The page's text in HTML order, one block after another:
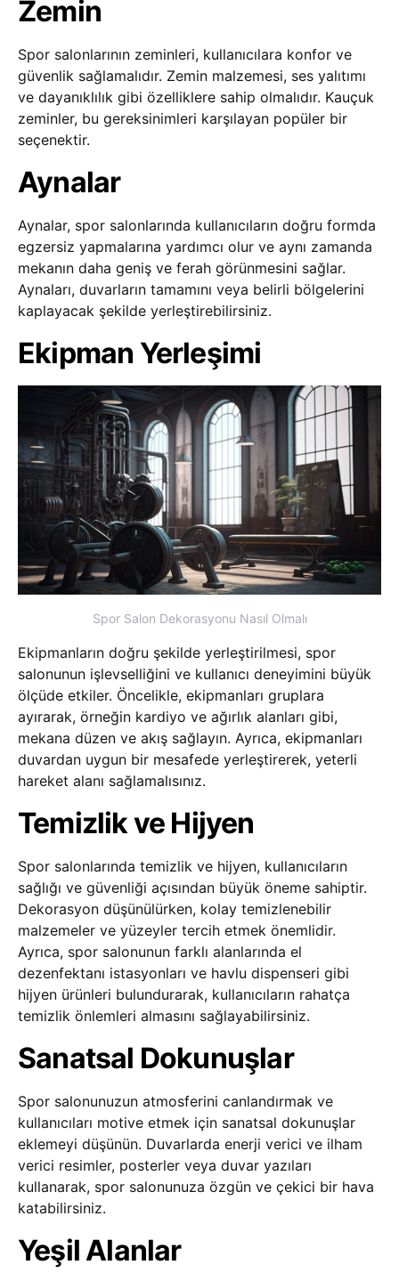
Zemin
Spor salonlarının zeminleri, kullanıcılara konfor ve
güvenlik sağlamalıdır. Zemin malzemesi, ses yalıtımı
ve dayanıklılık gibi özelliklere sahip olmalıdır. Kauçuk
zeminler, bu gereksinimleri karşılayan popüler bir
seçenektir.
Aynalar
Aynalar, spor salonlarında kullanıcıların doğru formda
egzersiz yapmalarına yardımcı olur ve aynı zamanda
mekanın daha geniş ve ferah görünmesini sağlar.
Aynaları, duvarların tamamını veya belirli bölgelerini
kaplayacak şekilde yerleştirebilirsiniz.
Ekipman Yerleşimi
Spor Salon Dekorasyonu Nasıl Olmalı
Ekipmanların doğru şekilde yerleştirilmesi, spor
salonunun işlevselliğini ve kullanıcı deneyimini büyük
ölçüde etkiler. Öncelikle, ekipmanları gruplara
ayırarak, örneğin kardiyo ve ağırlık alanları gibi,
mekana düzen ve akış sağlayın. Ayrıca, ekipmanları
duvardan uygun bir mesafede yerleştirerek, yeterli
hareket alanı sağlamalısınız.
Temizlik ve Hijyen
Spor salonlarında temizlik ve hijyen, kullanıcıların
sağlığı ve güvenliği açısından büyük öneme sahiptir.
Dekorasyon düşünülürken, kolay temizlenebilir
malzemeler ve yüzeyler tercih etmek önemlidir.
Ayrıca, spor salonunun farklı alanlarında el
dezenfektanı istasyonları ve havlu dispenseri gibi
hijyen ürünleri bulundurarak, kullanıcıların rahatça
temizlik önlemleri almasını sağlayabilirsiniz.
Sanatsal Dokunuşlar
Spor salonunuzun atmosferini canlandırmak ve
kullanıcıları motive etmek için sanatsal dokunuşlar
eklemeyi düşünün. Duvarlarda enerji verici ve ilham
verici resimler, posterler veya duvar yazıları
kullanarak, spor salonunuza özgün ve çekici bir hava
katabilirsiniz.
Yeşil Alanlar